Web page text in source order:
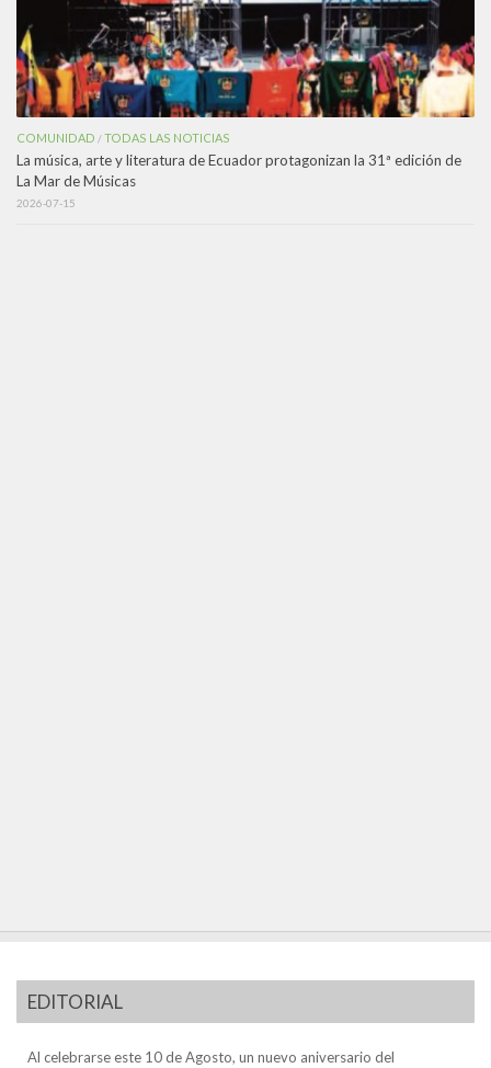
COMUNIDAD /TODAS LAS NOTICIAS
La música, arte y literatura de Ecuador protagonizan la 31ª edición de
La Mar de Músicas
2026-07-15
EDITORIAL
Al celebrarse este 10 de Agosto, un nuevo aniversario del